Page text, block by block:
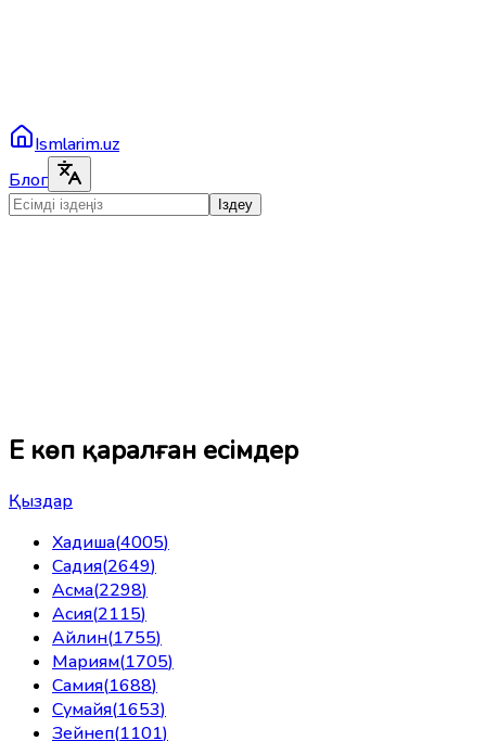
Ismlarim.uz
Блог
Іздеу
Ең көп қаралған есімдер
Қыздар
Хадиша(4005)
Садия(2649)
Асма(2298)
Асия(2115)
Айлин(1755)
Мариям(1705)
Самия(1688)
Сумайя(1653)
Зейнеп(1101)